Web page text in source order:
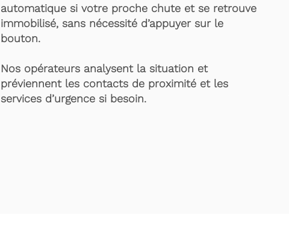
automatique si votre proche chute et se retrouve
immobilisé, sans nécessité d’appuyer sur le
bouton.
Nos opérateurs analysent la situation et
préviennent les contacts de proximité et les
services d’urgence si besoin.